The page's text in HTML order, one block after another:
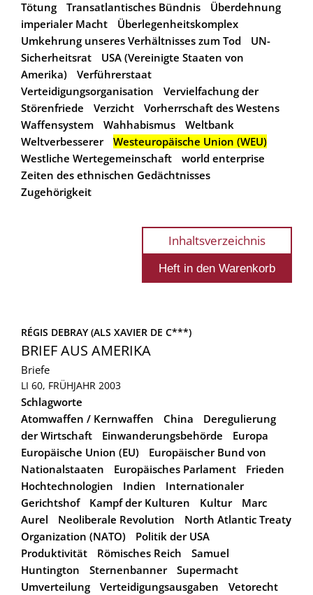
Tötung Transatlantisches Bündnis
Überdehnung
imperialer Macht
Überlegenheitskomplex
Umkehrung unseres Verhältnisses zum Tod
UN-
Sicherheitsrat
USA (Vereinigte Staaten von
Amerika)
Verführerstaat
Verteidigungsorganisation
Vervielfachung der
Störenfriede
Verzicht
Vorherrschaft des Westens
Waffensystem
Wahhabismus
Weltbank
Weltverbesserer
Westeuropäische Union (WEU)
Westliche Wertegemeinschaft
world enterprise
Zeiten des ethnischen Gedächtnisses
Zugehörigkeit
Inhaltsverzeichnis
RÉGIS DEBRAY (ALS XAVIER DE C***)
BRIEF AUS AMERIKA
Briefe
LI 60, FRÜHJAHR 2003
Schlagworte
Atomwaffen / Kernwaffen
China
Deregulierung
der Wirtschaft
Einwanderungsbehörde
Europa
Europäische Union (EU)
Europäischer Bund von
Nationalstaaten
Europäisches Parlament
Frieden
Hochtechnologien
Indien
Internationaler
Gerichtshof
Kampf der Kulturen Kultur
Marc
Aurel
Neoliberale Revolution
North Atlantic Treaty
Organization (NATO)
Politik der USA
Produktivität
Römisches Reich
Samuel
Huntington
Sternenbanner
Supermacht
Umverteilung
Verteidigungsausgaben
Vetorecht